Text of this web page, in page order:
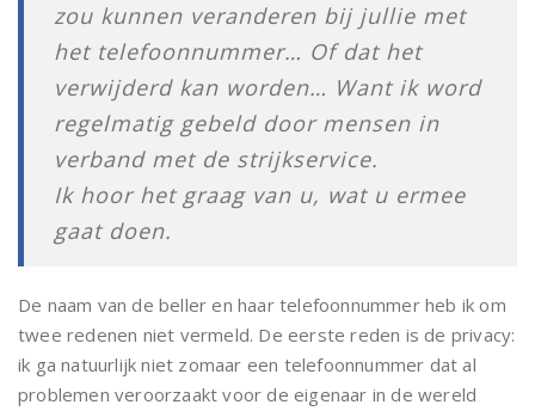
zou kunnen veranderen bij jullie met
het telefoonnummer… Of dat het
verwijderd kan worden… Want ik word
regelmatig gebeld door mensen in
verband met de strijkservice.
Ik hoor het graag van u, wat u ermee
gaat doen.
De naam van de beller en haar telefoonnummer heb ik om
twee redenen niet vermeld. De eerste reden is de privacy:
ik ga natuurlijk niet zomaar een telefoonnummer dat al
problemen veroorzaakt voor de eigenaar in de wereld